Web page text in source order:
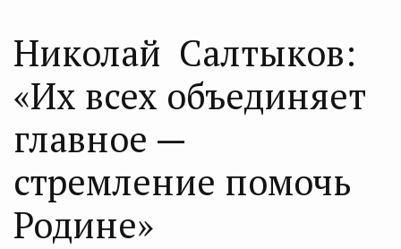
Николай Салтыков:
«Их всех объединяет
главное —
стремление помочь
Родине»